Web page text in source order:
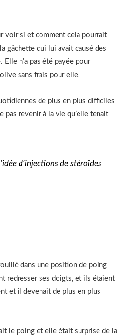
voir si et comment cela pourrait
gâchette qui lui avait causé des
n’a pas été payée pour
sans frais pour elle.
de plus en plus difficiles
revenir à la vie qu’elle tenait
d’injections de stéroïdes
dans une position de poing
redresser ses doigts, et ils étaient
et il devenait de plus en plus
le poing et elle était surprise de la